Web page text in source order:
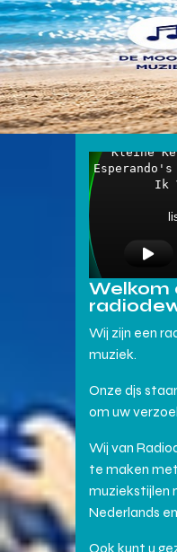
Welkom
Wij zijn een
muziek.
Onze djs
om uw
Wij van
te maken
muziekstijlen
Nederlands
Ook kunt u